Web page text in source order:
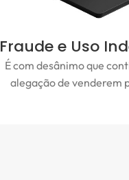
Fraude e Uso
É com desânimo que
alegação de venderem